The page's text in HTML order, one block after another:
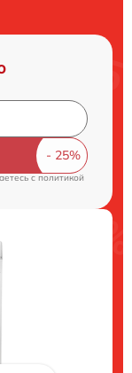
cполитикой